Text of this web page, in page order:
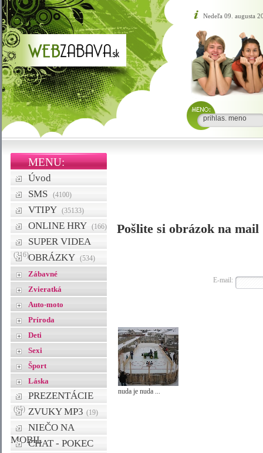
Nedeľa 09. augusta
MENU:
Úvod
SMS
(4100)
VTIPY (35133)
ONLINE HRY (166)
SUPER VIDEA
(316)OBRÁZKY (534)
Zábavné
Zvieratká
Auto-moto
Príroda
Deti
Sexi
Šport
Láska
PREZENTÁCIE
(65) ZVUKY MP3 (19)
NIEČO NA
MOBILCHAT - POKEC
Pošlite si obrázok na mail
E-mail:
nuda je nuda ...